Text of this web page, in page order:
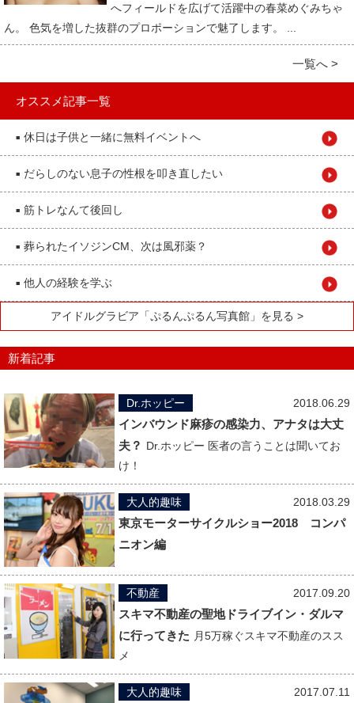
へフィールドを広げて活躍中の春菜めぐみちゃ
ん。 色気を増した抜群のプロポーションで魅了します。 ...
一覧へ >
オススメ記事一覧
■ 休日は子供と一緒に無料イベントへ
■ だらしのない息子の性根を叩き直したい
■ 筋トレなんて後回し
■ 葬られたイソジンCM、次は風邪薬？
■ 他人の経験を学ぶ
アイドルグラビア「ぷるんぷるん写真館」を見る >
新着記事
2018.06.29
Dr.ホッピー
インバウンド麻疹の感染力、アナタは大丈
夫？ Dr.ホッピー 医者の言うことは聞いてお
け！
2018.03.29
大人的趣味
東京モーターサイクルショー2018 コンパ
ニオン編
2017.09.20
不動産
スキマ不動産の聖地ドライブイン・ダルマ
に行ってきた 月5万稼ぐスキマ不動産のスス
メ
2017.07.11
大人的趣味